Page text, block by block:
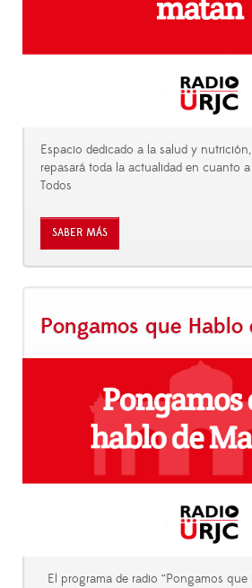
Espacio dedicado a la salud y
repasará toda la actualidad en cuanto
Todos
SABER MÁS
Pongamos que
El programa de radio “Pongamos